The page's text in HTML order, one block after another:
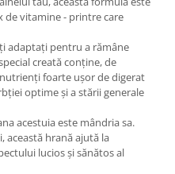
de vitamine - printre care
adaptaţi pentru a rămâne
creată conţine, de
foarte uşor de digerat
optime şi a stării generale
acestuia este mândria sa.
hrană ajută la
lucios şi sănătos al